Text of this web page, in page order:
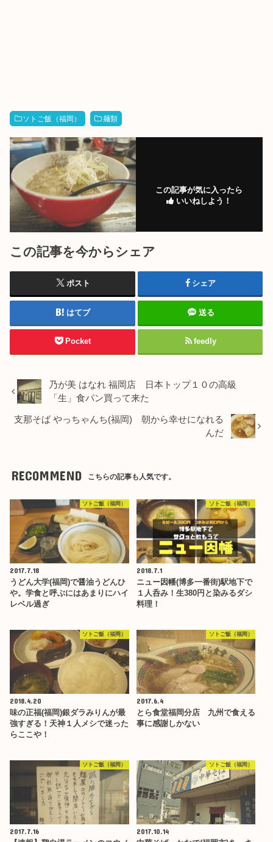
ソトご飯（福岡） 麺類
この記事が気に入ったら
いいねしよう！
この記事を今からシェア
ポスト シェア
はてブ 送る
Pocket feedly
乃が美 はなれ 福岡店 日本トップ１０の高級
「生」食パン買って来た
支那そば やっちゃんち(福岡) 朝から幸せになれる
んだ
RECOMMEND こちらの記事も人気です。
ソトご飯（福岡）
2017.7.18
うどん大学(福岡)で醤油うどんひ
や。学食と呼ぶにはあまりにハイ
レベル過ぎ
ソトご飯（福岡）
2018.7.1
ニュー因幡(博多一番街)駅地下で
１人呑み！生380円と染みるダシ
料理！
ソトご飯（福岡）
2018.4.20
味の正福(福岡)銀ダラみりんが最
強すぎる！天神１人メシで迷った
らここや！
ソトご飯（福岡）
2017.6.4
とら食堂福岡分店 九州で食える
事に感謝しかない
ソトご飯（福岡）
2017.7.16
ソトご飯（福岡）
2017.10.14